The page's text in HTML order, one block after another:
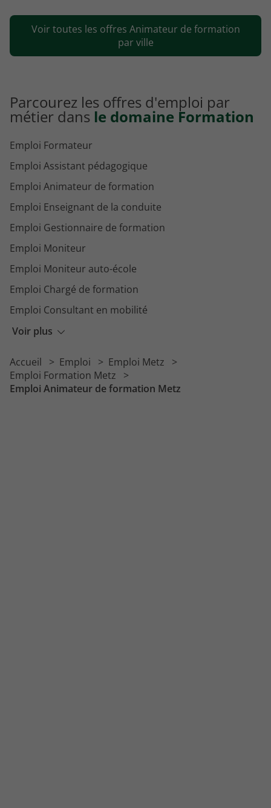
Emploi Animateur de formation Rennes
Emploi Animateur de formation Vénissieux
Voir toutes les offres Animateur de formation
par ville
Parcourez les offres d'emploi par
métier dans le domaine Formation
Voir plus
Emploi Formateur
Emploi Assistant pédagogique
Emploi Animateur de formation
Emploi Enseignant de la conduite
Emploi Gestionnaire de formation
Emploi Moniteur
Emploi Moniteur auto-école
Emploi Chargé de formation
Emploi Consultant en mobilité
Emploi Chargé administration de l'alternance
Emploi Coordinateur pédagogique
Accueil Emploi
Emploi Metz
Emploi Formation Metz
Emploi Animateur de formation Metz